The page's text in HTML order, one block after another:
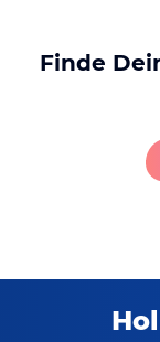
Finde